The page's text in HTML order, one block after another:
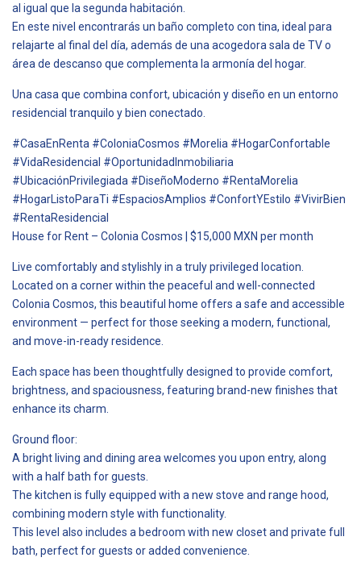
al igual que la segunda habitación.
En este nivel encontrarás un baño completo con tina, ideal para
relajarte al final del día, además de una acogedora sala de TV o
área de descanso que complementa la armonía del hogar.
Una casa que combina confort, ubicación y diseño en un entorno
residencial tranquilo y bien conectado.
#CasaEnRenta #ColoniaCosmos #Morelia #HogarConfortable
#VidaResidencial #OportunidadInmobiliaria
#UbicaciónPrivilegiada #DiseñoModerno #RentaMorelia
#HogarListoParaTi #EspaciosAmplios #ConfortYEstilo #VivirBien
#RentaResidencial
House for Rent – Colonia Cosmos | $15,000 MXN per month
Live comfortably and stylishly in a truly privileged location.
Located on a corner within the peaceful and well-connected
Colonia Cosmos, this beautiful home offers a safe and accessible
environment — perfect for those seeking a modern, functional,
and move-in-ready residence.
Each space has been thoughtfully designed to provide comfort,
brightness, and spaciousness, featuring brand-new finishes that
enhance its charm.
Ground floor:
A bright living and dining area welcomes you upon entry, along
with a half bath for guests.
The kitchen is fully equipped with a new stove and range hood,
combining modern style with functionality.
This level also includes a bedroom with new closet and private full
bath, perfect for guests or added convenience.